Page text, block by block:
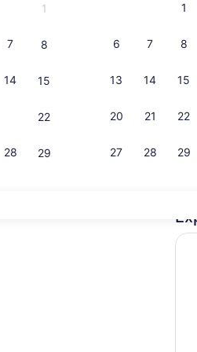
1
7 8
14 15
22
28 29
1
6 7 8
13 14 15
20 21 22
27 28 29
Piscine